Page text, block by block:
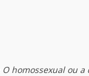
O homossexual ou